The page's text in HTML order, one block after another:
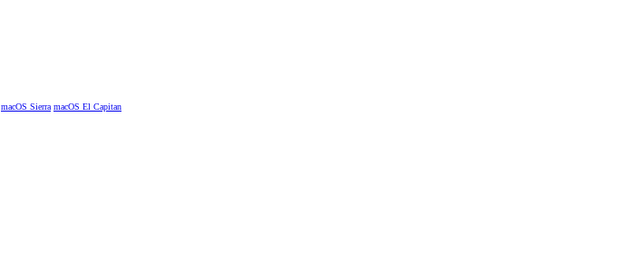
macOS Sierra macOS El Capitan